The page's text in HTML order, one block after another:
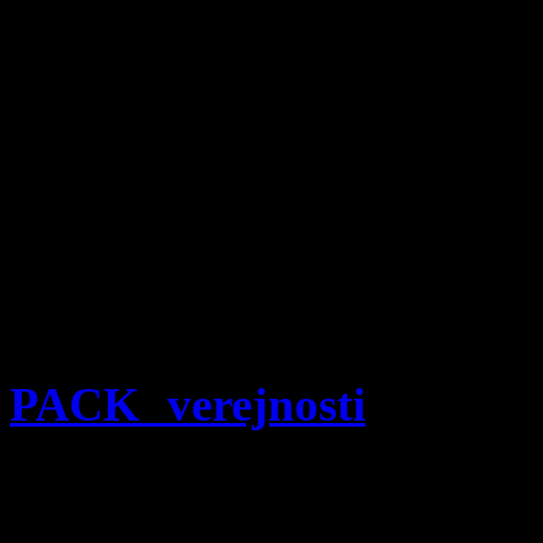
PACK verejnosti